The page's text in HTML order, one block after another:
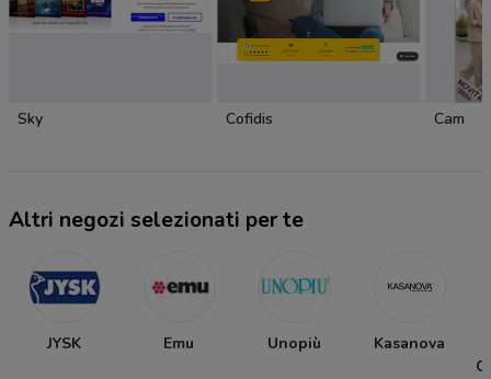
Sky Cofidis Cam
Altri negozi selezionati per te
JYSK Emu Unopiù
Kasanova